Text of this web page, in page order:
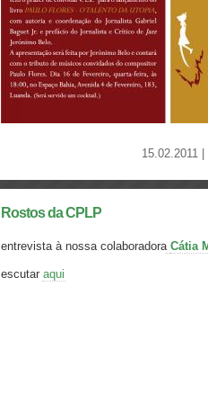
15.02.2011
Rostos da CPLP
entrevista à nossa colaboradora Cátia
escutar aqui